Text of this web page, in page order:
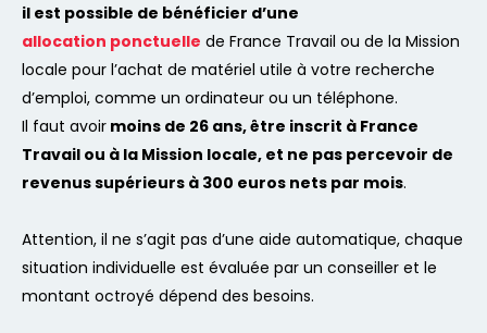
il est possible de bénéficier d’une
allocation ponctuelle de France Travail ou de la Mission
locale pour l’achat de matériel utile à votre recherche
d’emploi, comme un ordinateur ou un téléphone.
Il faut avoir moins de 26 ans, être inscrit à France
Travail ou à la Mission locale, et ne pas percevoir de
revenus supérieurs à 300 euros nets par mois.
Attention, il ne s’agit pas d’une aide automatique, chaque
situation individuelle est évaluée par un conseiller et le
montant octroyé dépend des besoins.